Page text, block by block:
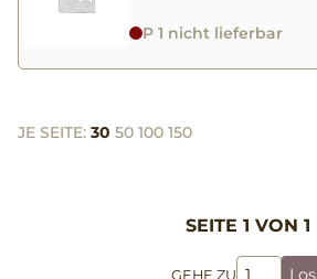
P 1 nicht lieferbar
JE SEITE: 30 50 100 150
SEITE 1 VON 1
GEHE ZU Los